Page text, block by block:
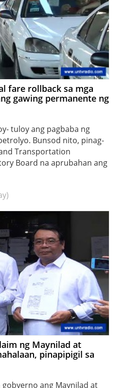
fare rollback sa mga
gawing permanente ng
tuloy ang pagbaba ng
Bunsod nito, pinag-
Transportation
Board na aprubahan ang
ng Maynilad at
pinapipigil sa
ang Maynilad at